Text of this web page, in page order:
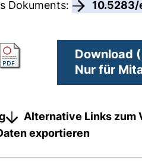
Dokuments:
Download
Nur für
Alternative Links zum
exportieren